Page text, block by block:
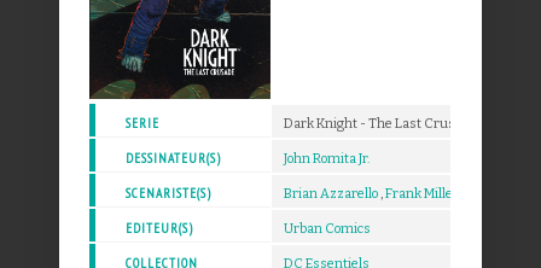
SERIE Dark Knight - The Last Crusade
DESSINATEUR(S) John Romita Jr.
SCENARISTE(S) Brian Azzarello ,Frank Miller
EDITEUR(S) Urban Comics
COLLECTION DC Essentiels